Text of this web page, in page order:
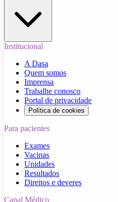
Institucional
A Dasa
Quem somos
Imprensa
Trabalhe conosco
Portal de privacidade
Política de cookies
Para pacientes
Exames
Vacinas
Unidades
Resultados
Direitos e deveres
Canal Médico